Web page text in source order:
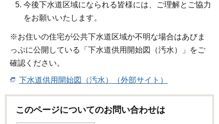
今後下水道区域になられる皆様には、ご理解とご協力
をお願いいたします。
※お住いの住宅が公共下水道区域か不明な場合はあびま
っぷに公開している「下水道供用開始図（汚水）」をご
確認ください。
下水道供用開始図（汚水）（外部サイト）
このページについてのお問い合わせは